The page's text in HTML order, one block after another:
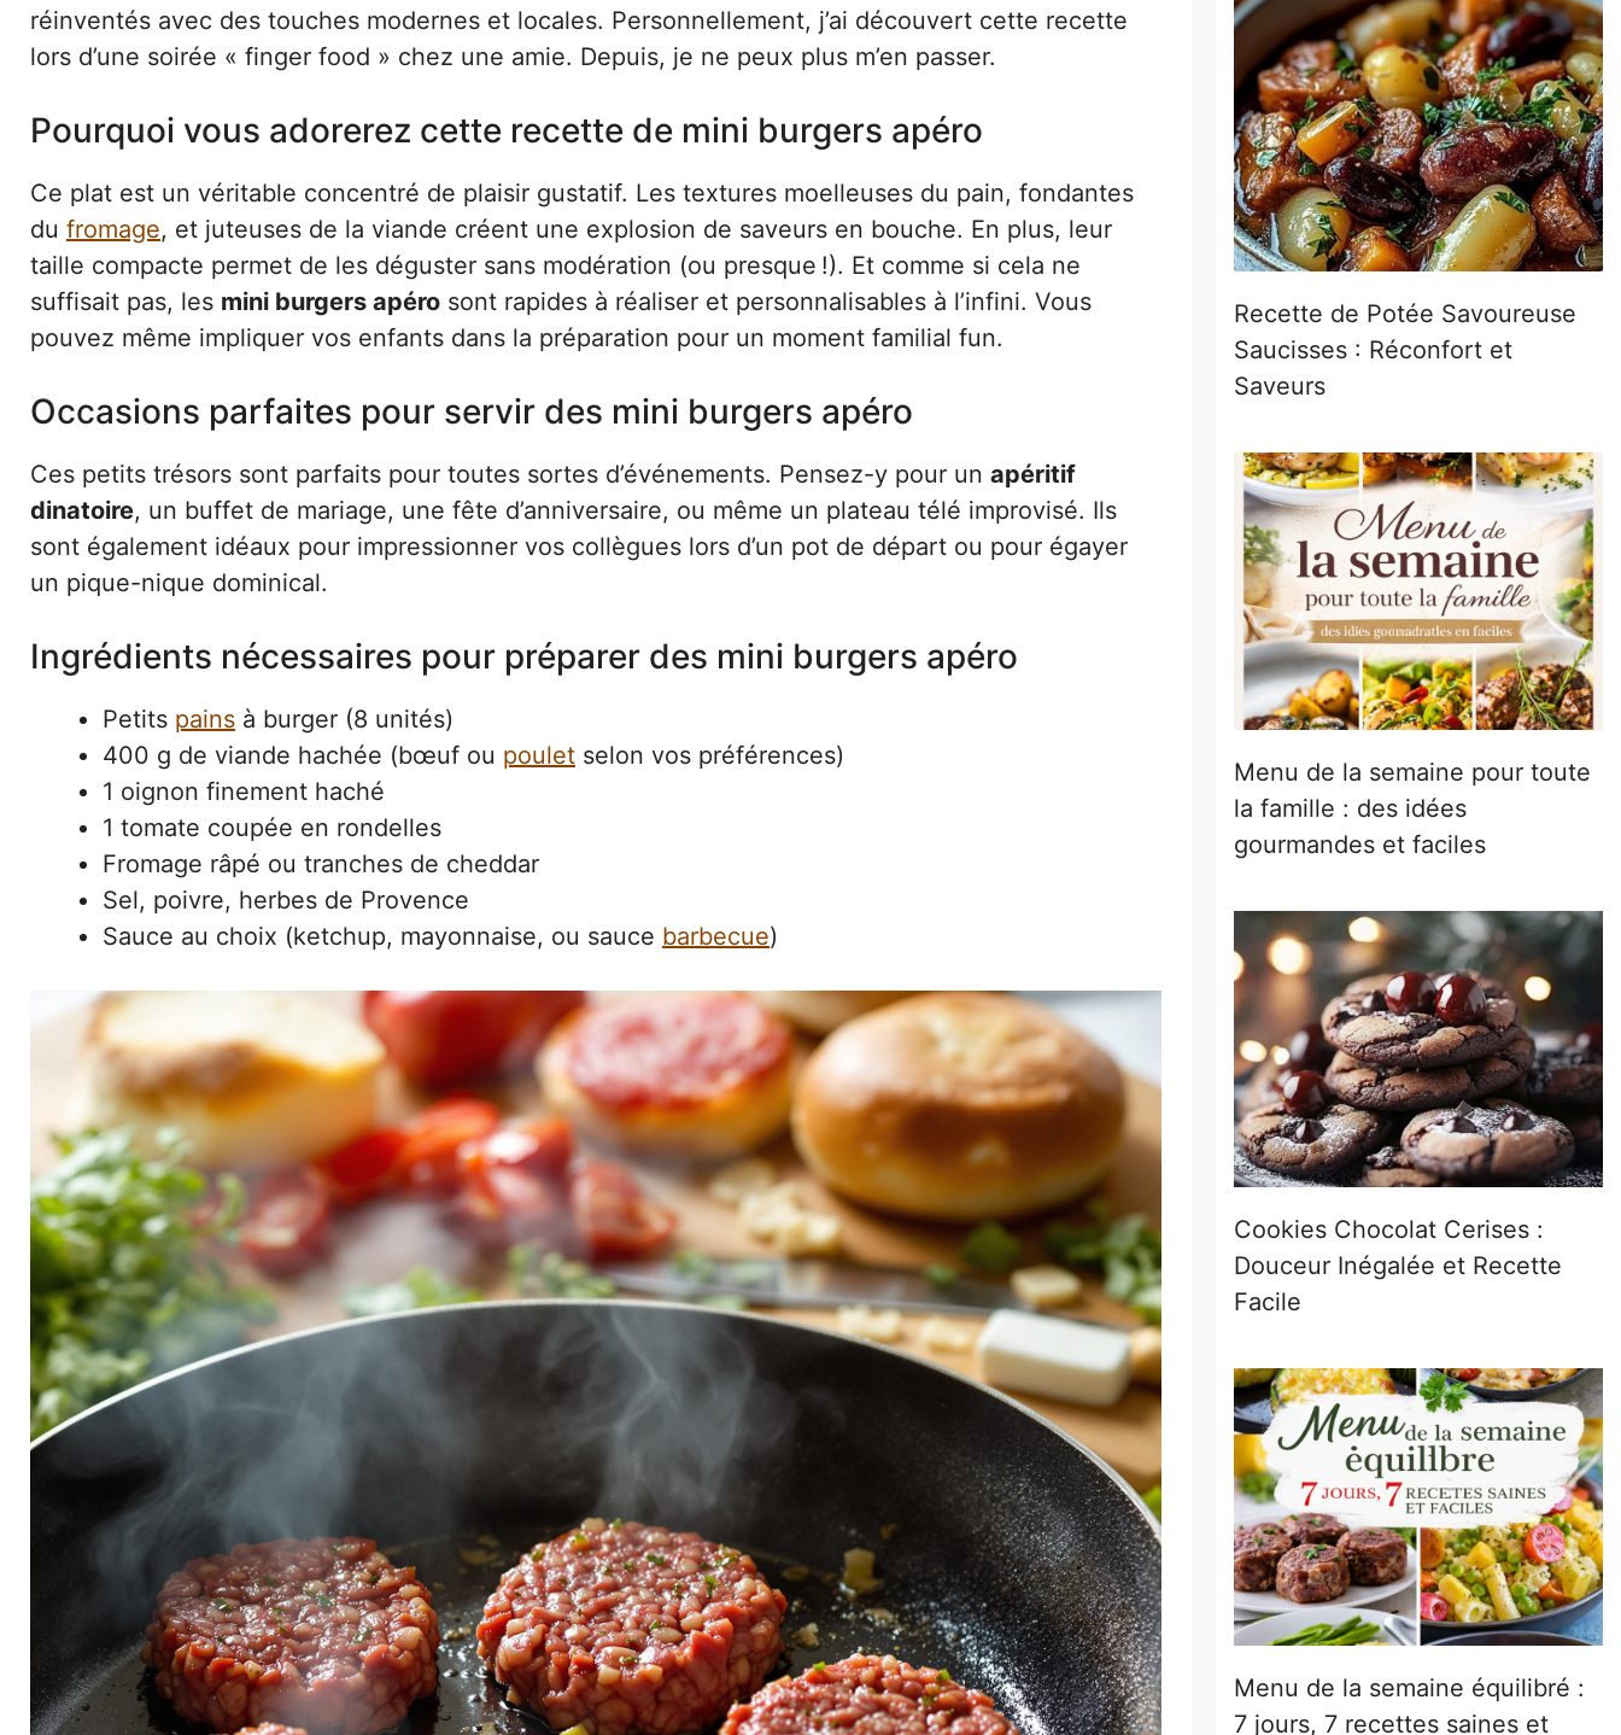
réinventés avec des touches modernes et locales. Personnellement, j’ai découvert cette recette
lors d’une soirée « finger food » chez une amie. Depuis, je ne peux plus m’en passer.
Pourquoi vous adorerez cette recette de mini burgers apéro
Ce plat est un véritable concentré de plaisir gustatif. Les textures moelleuses du pain, fondantes
du fromage, et juteuses de la viande créent une explosion de saveurs en bouche. En plus, leur
taille compacte permet de les déguster sans modération (ou presque !). Et comme si cela ne
suffisait pas, les mini burgers apéro sont rapides à réaliser et personnalisables à l’infini. Vous
pouvez même impliquer vos enfants dans la préparation pour un moment familial fun.
Occasions parfaites pour servir des mini burgers apéro
Ces petits trésors sont parfaits pour toutes sortes d’événements. Pensez-y pour un apéritif
dinatoire, un buffet de mariage, une fête d’anniversaire, ou même un plateau télé improvisé. Ils
sont également idéaux pour impressionner vos collègues lors d’un pot de départ ou pour égayer
un pique-nique dominical.
Ingrédients nécessaires pour préparer des mini burgers apéro
Petits pains à burger (8 unités)
400 g de viande hachée (bœuf ou poulet selon vos préférences)
1 oignon finement haché
1 tomate coupée en rondelles
Fromage râpé ou tranches de cheddar
Sel, poivre, herbes de Provence
Sauce au choix (ketchup, mayonnaise, ou sauce barbecue)
Recette de Potée Savoureuse
Saucisses : Réconfort et
Saveurs
Menu de la semaine pour toute
la famille : des idées
gourmandes et faciles
Cookies Chocolat Cerises :
Douceur Inégalée et Recette
Facile
Menu de la semaine équilibré :
7 jours, 7 recettes saines et